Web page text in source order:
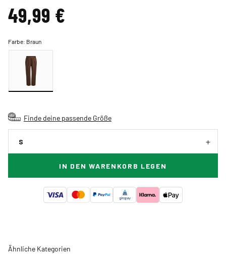
49,99 €
Farbe: Braun
Finde deine passende Größe
S
IN DEN WARENKORB LEGEN
Ähnliche Kategorien